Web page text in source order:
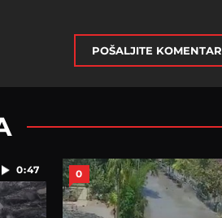
POŠALJITE KOMENTAR
0:47 0